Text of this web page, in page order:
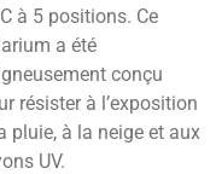
à 5 positions. Ce
a été
conçu
résister à l’exposition
pluie, à la neige et aux
UV.